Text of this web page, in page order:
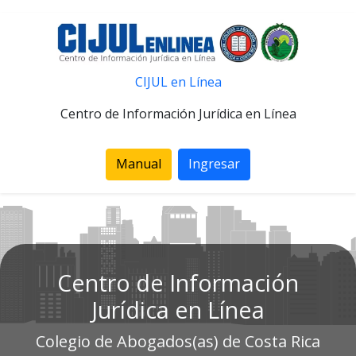
CIJUL en Línea
Centro de Información Jurídica en Línea
Manual Ingresar
Centro de Información
Jurídica en Línea
Colegio de Abogados(as) de Costa Rica